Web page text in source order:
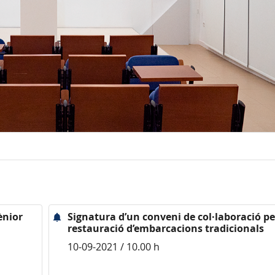
Signatura d’un conveni de col·laboració
restauració d’embarcacions tradicionals
10-09-2021 / 10.00 h